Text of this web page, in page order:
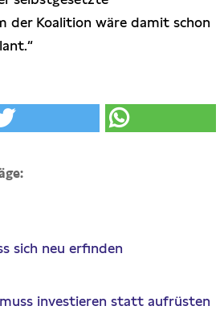
der Koalition wäre damit schon
sich neu erfinden
investieren statt aufrüsten